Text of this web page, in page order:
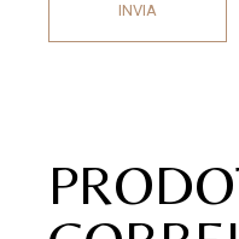
INVIA